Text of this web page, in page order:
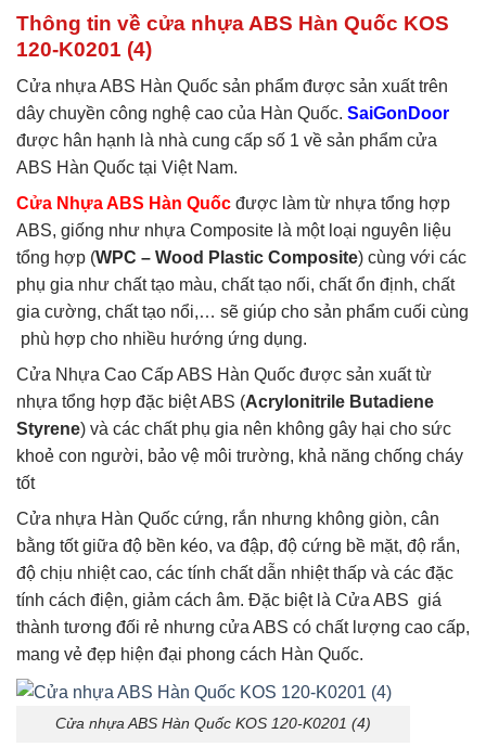
nhựa ABS KOS
Thông tin về cửa nhựa ABS Hàn Quốc KOS
120-K0201 (4)
Cửa nhựa ABS Hàn Quốc sản phẩm được sản xuất trên
dây chuyền công nghệ cao của Hàn Quốc. SaiGonDoor
được hân hạnh là nhà cung cấp số 1 về sản phẩm cửa
ABS Hàn Quốc tại Việt Nam.
Cửa Nhựa ABS Hàn Quốc được làm từ nhựa tổng hợp
ABS, giống như nhựa Composite là một loại nguyên liệu
tổng hợp (WPC – Wood Plastic Composite) cùng với các
phụ gia như chất tạo màu, chất tạo nối, chất ổn định, chất
gia cường, chất tạo nổi,… sẽ giúp cho sản phẩm cuối cùng
phù hợp cho nhiều hướng ứng dụng.
Cửa Nhựa Cao Cấp ABS Hàn Quốc được sản xuất từ
nhựa tổng hợp đặc biệt ABS (Acrylonitrile Butadiene
Styrene) và các chất phụ gia nên không gây hại cho sức
khoẻ con người, bảo vệ môi trường, khả năng chống cháy
tốt
Cửa nhựa Hàn Quốc cứng, rắn nhưng không giòn, cân
bằng tốt giữa độ bền kéo, va đập, độ cứng bề mặt, độ rắn,
độ chịu nhiệt cao, các tính chất dẫn nhiệt thấp và các đặc
tính cách điện, giảm cách âm. Đặc biệt là Cửa ABS giá
thành tương đối rẻ nhưng cửa ABS có chất lượng cao cấp,
mang vẻ đẹp hiện đại phong cách Hàn Quốc.
Cửa nhựa ABS Hàn Quốc KOS 120-K0201 (4)